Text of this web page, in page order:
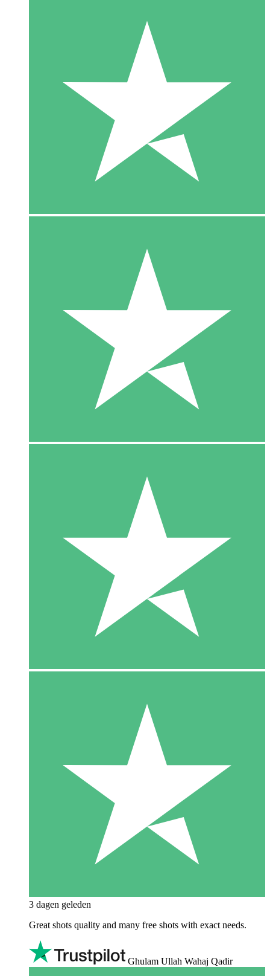
3 dagen geleden
Great shots quality and many free shots with exact needs.
Ghulam Ullah Wahaj Qadir